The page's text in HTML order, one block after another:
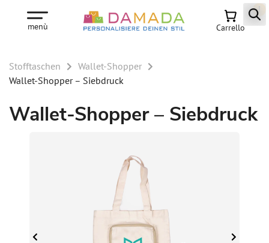
menù Carrello
Stofftaschen
Wallet-Shopper
Wallet-Shopper – Siebdruck
Wallet-Shopper – Siebdruck
!